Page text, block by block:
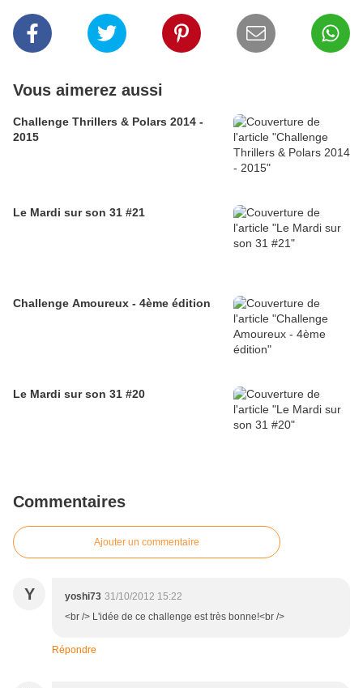
Vous aimerez aussi
Challenge Thrillers & Polars 2014 -
2015
Le Mardi sur son 31 #21
Challenge Amoureux - 4ème édition
Le Mardi sur son 31 #20
Commentaires
Ajouter un commentaire
Y yoshi73 31/10/2012 15:22
<br /> L'idée de ce challenge est très bonne!<br />
Répondre